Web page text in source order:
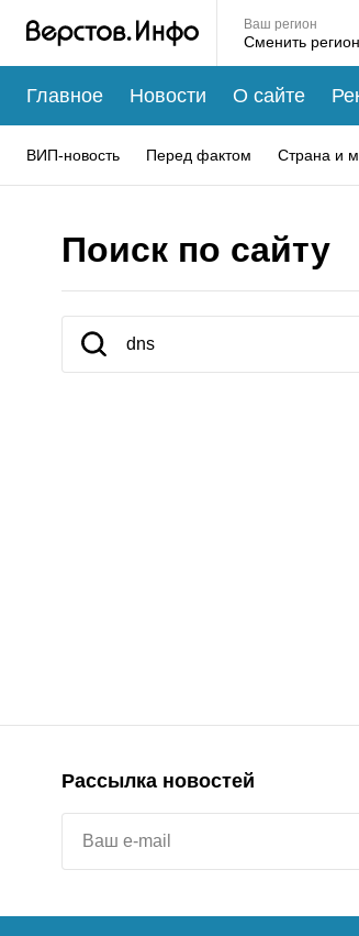
Ваш регион
Главное Новости О сайте
ВИП-новость Перед фактом Страна и
Поиск по сайту
Рассылка новостей